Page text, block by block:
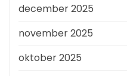
december 2025
november 2025
oktober 2025